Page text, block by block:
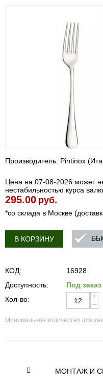
Производитель: Pintinox
Цена на 07-08-2026 может
нестабильностью курса
295.00 руб.
*со склада в Москве
В КОРЗИНУ
КОД:
16928
Доступность:
Под заказ
Кол-во:
+
−
Минимальное количество для
МОНТАЖ И